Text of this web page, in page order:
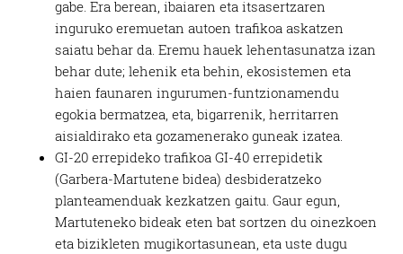
gabe. Era berean, ibaiaren eta itsasertzaren
inguruko eremuetan autoen trafikoa askatzen
saiatu behar da. Eremu hauek lehentasunatza izan
behar dute; lehenik eta behin, ekosistemen eta
haien faunaren ingurumen-funtzionamendu
egokia bermatzea, eta, bigarrenik, herritarren
aisialdirako eta gozamenerako guneak izatea.
GI-20 errepideko trafikoa GI-40 errepidetik
(Garbera-Martutene bidea) desbideratzeko
planteamenduak kezkatzen gaitu. Gaur egun,
Martuteneko bideak eten bat sortzen du oinezkoen
eta bizikleten mugikortasunean, eta uste dugu